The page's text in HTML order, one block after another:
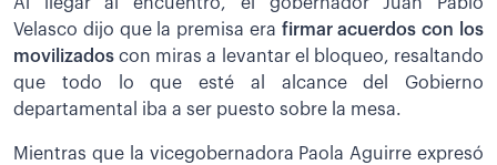
Al llegar al encuentro, el gobernador Juan Pablo
Velasco dijo que la premisa era firmar acuerdos con los
movilizados con miras a levantar el bloqueo, resaltando
que todo lo que esté al alcance del Gobierno
departamental iba a ser puesto sobre la mesa.
Mientras que la vicegobernadora Paola Aguirre expresó